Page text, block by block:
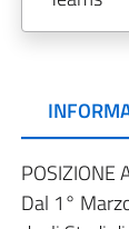
POSIZIONE
Dal 1°